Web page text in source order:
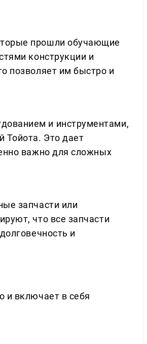
прошли обучающие
конструкции и
позволяет им быстро и
и инструментами,
Тойота. Это дает
важно для сложных
запчасти или
что все запчасти
и
и включает в себя